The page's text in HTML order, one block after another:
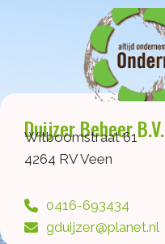
Duijzer Beheer B.V.
Witboomstraat 61
4264 RV Veen
0416-693434
gduijzer@planet.nl